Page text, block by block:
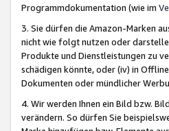
Programmdokumentation (wie im
3. Sie dürfen die Amazon-Marken
nicht wie folgt nutzen oder
Produkte und Dienstleistungen zu
schädigen könnte, oder (iv) in
Dokumenten oder mündlicher
4. Wir werden Ihnen ein Bild bzw.
verändern. So dürfen Sie